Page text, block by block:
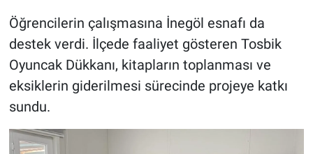
Öğrencilerin çalışmasına İnegöl esnafı da
destek verdi. İlçede faaliyet gösteren Tosbik
Oyuncak Dükkanı, kitapların toplanması ve
eksiklerin giderilmesi sürecinde projeye katkı
sundu.